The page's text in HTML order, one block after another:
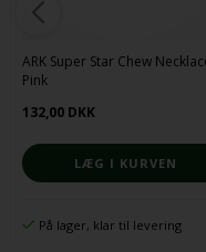
ARK Super Star Chew
Pink
132,00 DKK
På lager, klar til levering